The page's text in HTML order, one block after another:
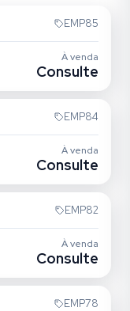
EMP85
À venda
Consulte
EMP84
À venda
Consulte
EMP82
À venda
Consulte
EMP78